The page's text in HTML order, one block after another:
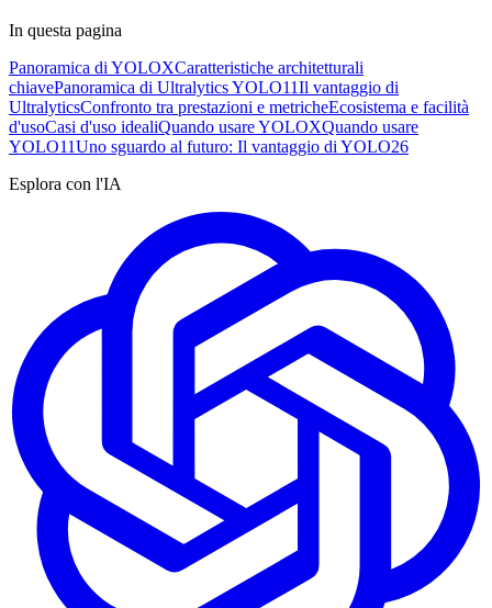
In questa pagina
Panoramica di YOLOXCaratteristiche architetturali
chiavePanoramica di Ultralytics YOLO11Il vantaggio di
UltralyticsConfronto tra prestazioni e metricheEcosistema e facilità
d'usoCasi d'uso idealiQuando usare YOLOXQuando usare
YOLO11Uno sguardo al futuro: Il vantaggio di YOLO26
Esplora con l'IA